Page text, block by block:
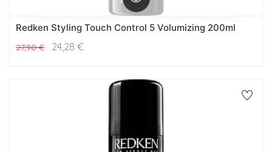
Redken Styling Touch Control 5 Volumizing 200ml
27,90€ 24,28 €